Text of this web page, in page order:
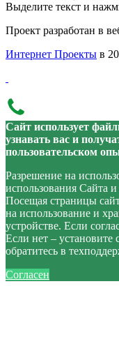
Выделите текст и
Проект разработан в
Интернет Проекты в
Сайт использует
узнавать вас и
пользовательском
Разрешение на
использования Сайта и
Посещая страницы
на использование и
устройстве. Если
Если нет – установите
обратитесь в
Согласен